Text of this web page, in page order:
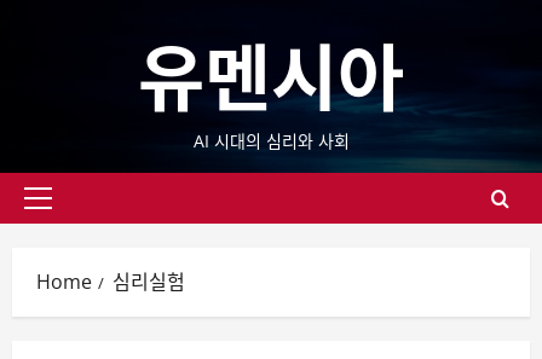
유멘시아
AI 시대의 심리와 사회
Primary
Home 심리실험